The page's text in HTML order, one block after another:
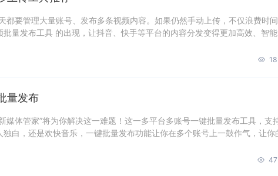
要管理大量账号、发布多条视频内容。如果仍然手动上传，不仅浪费时
量发布工具 的出现，让抖音、快手等平台的内容分发变得更加高效、智
量发布
媒体管家”将为你解决这一难题！这一多平台多账号一键批量发布工具，支
白，还是欢快音乐，一键批量发布功能让你在多个账号上一鼓作气，让你